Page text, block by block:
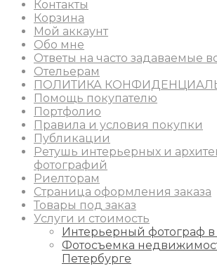
Контакты
Корзина
Мой аккаунт
Обо мне
Ответы на часто задаваемые
Отельерам
ПОЛИТИКА
Помощь покупателю
Портфолио
Правила и условия покупки
Публикации
Ретушь интерьерных и
фотографий
Риелторам
Страница оформления заказа
Товары под заказ
Услуги и стоимость
Интерьерный фотограф
Фотосъемка
Петербурге